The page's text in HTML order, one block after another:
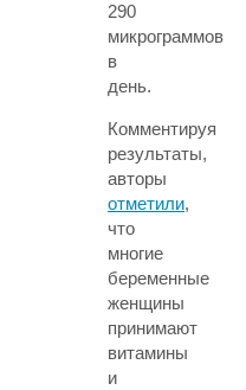
290
микрограммов
в
день.
Комментируя
результаты,
авторы
отметили,
что
многие
беременные
женщины
принимают
витамины
и